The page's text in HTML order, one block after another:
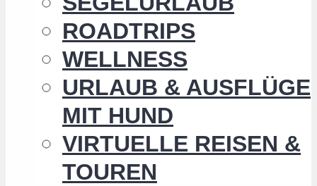
ROADTRIPS
WELLNESS
URLAUB & AUSFLÜGE
MIT HUND
VIRTUELLE REISEN &
TOUREN